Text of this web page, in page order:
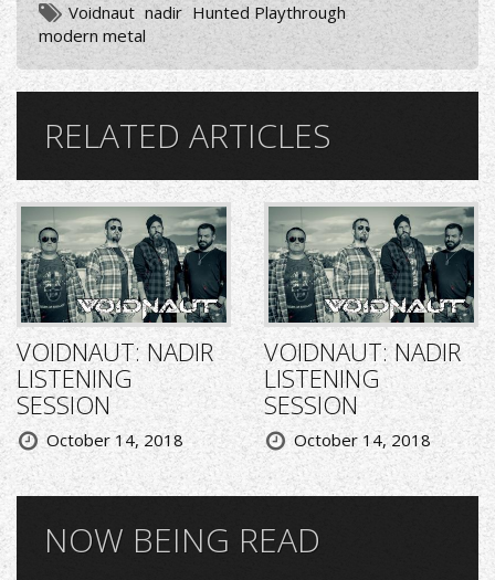
Voidnaut nadir Hunted Playthrough
modern metal
RELATED ARTICLES
VOIDNAUT: NADIR
LISTENING
SESSION
October 14, 2018
VOIDNAUT: NADIR
LISTENING
SESSION
October 14, 2018
NOW BEING READ